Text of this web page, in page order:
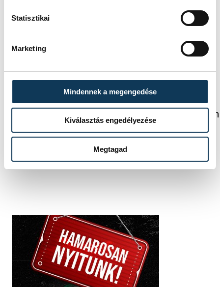
Statisztikai
Marketing
Mindennek a megengedése
Kiválasztás engedélyezése
Megtagad
Ferencváros
SZERZŐ
vehir.hu
Baumann
Béla